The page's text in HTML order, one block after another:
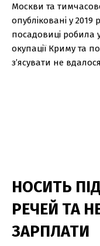
Москви та
опубліковані у
посадовиці робила
окупації Криму та
з’ясувати не
НОСИТЬ
РЕЧЕЙ ТА
ЗАРПЛАТИ